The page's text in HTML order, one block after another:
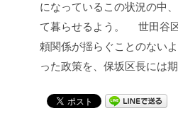
になっているこの状況の中
て暮らせるよう。
世田谷
頼関係が揺らぐことのないよ
った政策を、保坂区長には